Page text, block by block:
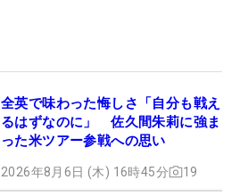
全英で味わった悔しさ「自分も戦え
るはずなのに」 佐久間朱莉に強ま
った米ツアー参戦への思い
2026年8月6日 (木) 16時45分 19